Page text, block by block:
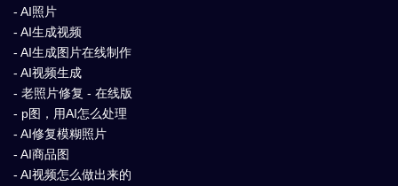
- AI照片
- AI生成视频
- AI生成图片在线制作
- AI视频生成
- 老照片修复 - 在线版
- p图，用AI怎么处理
- AI修复模糊照片
- AI商品图
- AI视频怎么做出来的